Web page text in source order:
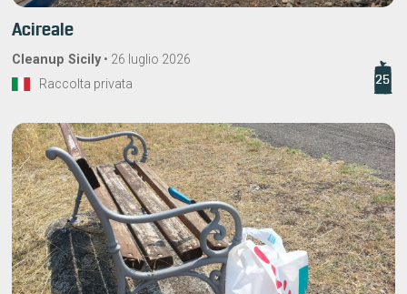
Acireale
Cleanup Sicily• 26 luglio 2026
Raccolta privata
25